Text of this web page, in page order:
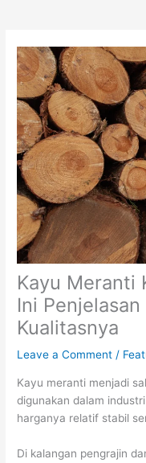
Kayu Meranti
Ini
Kualitasnya
Leave a Comment /
Kayu meranti menjadi
digunakan dalam
harganya relatif stabil
Di kalangan pengrajin